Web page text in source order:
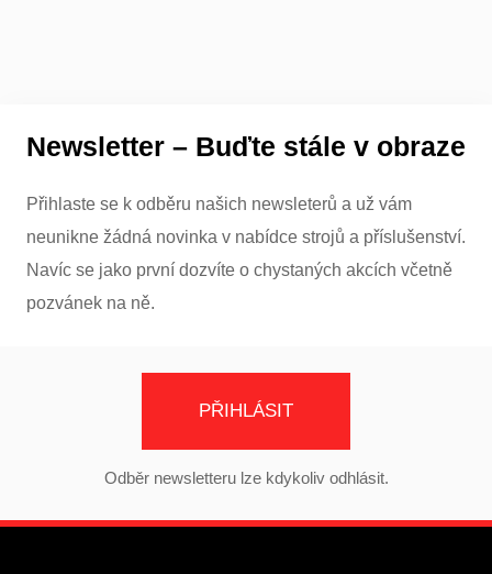
Newsletter – Buďte stále v obraze
Přihlaste se k odběru našich newsleterů a už vám
neunikne žádná novinka v nabídce strojů a příslušenství.
Navíc se jako první dozvíte o chystaných akcích včetně
pozvánek na ně.
PŘIHLÁSIT
Odběr newsletteru lze kdykoliv odhlásit.